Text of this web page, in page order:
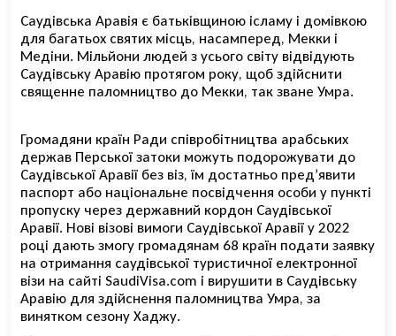
Саудівська Аравія є батьківщиною ісламу і домівкою
для багатьох святих місць, насамперед, Мекки і
Медіни. Мільйони людей з усього світу відвідують
Саудівську Аравію протягом року, щоб здійснити
священне паломництво до Мекки, так зване Умра.
Громадяни країн Ради співробітництва арабських
держав Перської затоки можуть подорожувати до
Саудівської Аравії без віз, їм достатньо пред’явити
паспорт або національне посвідчення особи у пункті
пропуску через державний кордон Саудівської
Аравії. Нові візові вимоги Саудівської Аравіїу 2022
році дають змогу громадянам 68 країн подати заявку
на отримання саудівської туристичної електронної
візи на сайті SaudiVisa.com і вирушити в Саудівську
Аравію для здійснення паломництва Умра, за
винятком сезону Хаджу.